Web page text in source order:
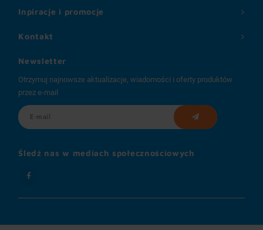
Inpiracje i promocje
Kontakt
Newsletter
Otrzymuj najnowsze aktualizacje, wiadomości i oferty produktów
przez e-mail
Śledź nas w mediach społecznościowych